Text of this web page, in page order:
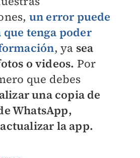
un error puede
que tenga poder
, ya sea
o videos. Por
que debes
una copia de
WhatsApp,
la app.